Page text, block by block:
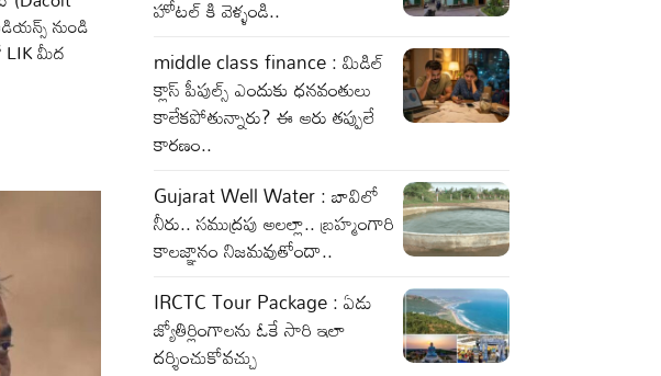
నుండి
LIK మీద
హోటల్ కి వెళ్ళండి..
middle class finance : మిడిల్
క్లాస్ పీపుల్స్ ఎందుకు ధనవంతులు
కాలేకపోతున్నారు? ఈ ఆరు తప్పులే
కారణం..
Gujarat Well Water : బావిలో
నీరు.. సముద్రపు అలల్లా.. బ్రహ్మంగారి
కాలజ్ఞానం నిజమవుతోందా..
IRCTC Tour Package : ఏడు
జ్యోతిర్లింగాలను ఓకే సారి ఇలా
దర్శించుకోవచ్చు